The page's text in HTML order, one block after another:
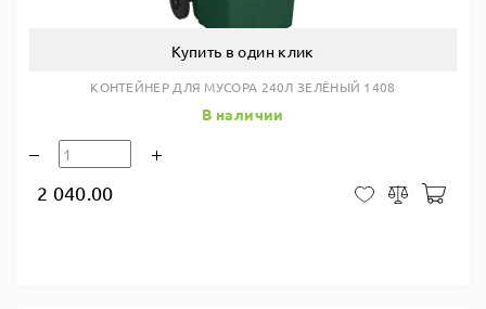
Купить в один клик
КОНТЕЙНЕР ДЛЯ МУСОРА 240Л ЗЕЛЁНЫЙ 1408
В наличии
2 040.00 В закладки
Сравнить